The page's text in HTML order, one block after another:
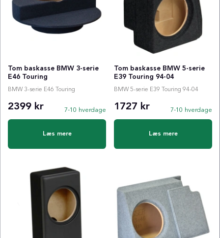
Tom baskasse BMW 3-serie
E46 Touring
BMW 3-serie E46 Touring
2399 kr 7-10 hverdage
Læs mere
Tom baskasse BMW 5-serie
E39 Touring 94-04
BMW 5-serie E39 Touring 94-04
1727 kr 7-10 hverdage
Læs mere